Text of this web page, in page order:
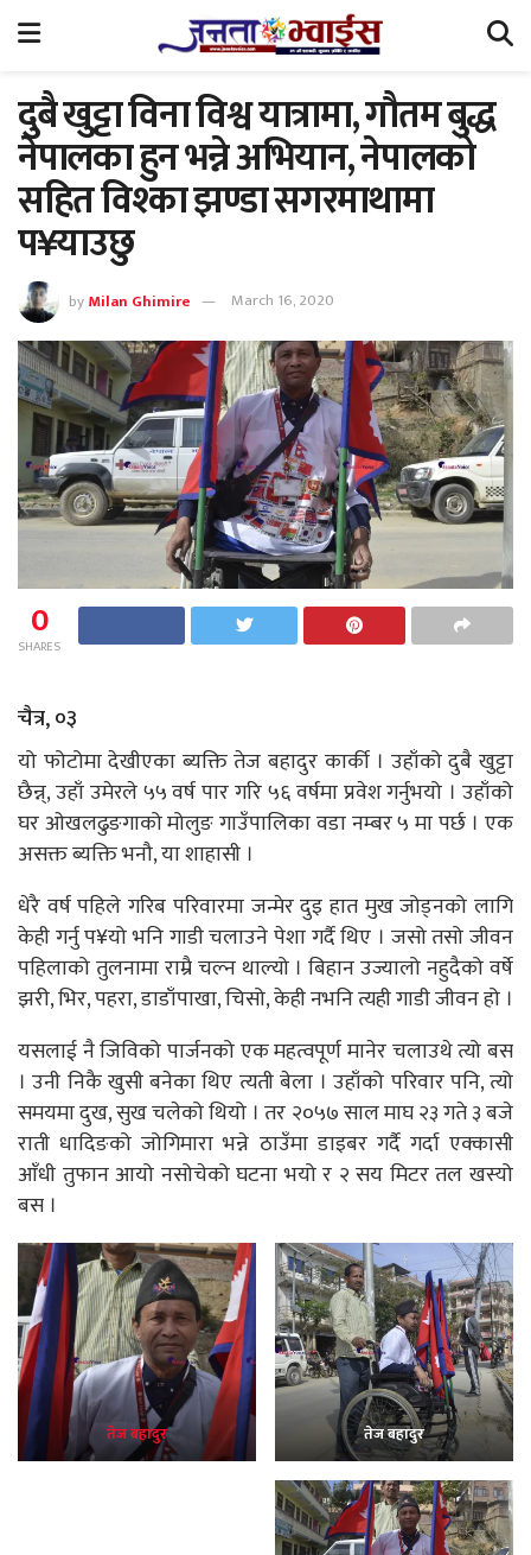
दुबै खुट्टा विना विश्व यात्रामा, गौतम बुद्ध
नेपालका हुन भन्ने अभियान, नेपालको
सहित विश्का झण्डा सगरमाथामा
प¥याउछु
byMilan Ghimire March 16, 2020
0
SHARES
चैत्र, ०३
यो फोटोमा देखीएका ब्यक्ति तेज बहादुर कार्की । उहाँको दुबै खुट्टा
छैन्न्, उहाँ उमेरले ५५ वर्ष पार गरि ५६ वर्षमा प्रवेश गर्नुभयो । उहाँको
घर ओखलढुङगाको मोलुङ गाउँपालिका वडा नम्बर ५ मा पर्छ । एक
असक्त ब्यक्ति भनौ, या शाहासी ।
धेरै वर्ष पहिले गरिब परिवारमा जन्मेर दुइ हात मुख जोड्नको लागि
केही गर्नु प¥यो भनि गाडी चलाउने पेशा गर्दै थिए । जसो तसो जीवन
पहिलाको तुलनामा राम्रै चल्न थाल्यो । बिहान उज्यालो नहुदैको वर्षे
झरी, भिर, पहरा, डाडाँपाखा, चिसो, केही नभनि त्यही गाडी जीवन हो ।
यसलाई नै जिविको पार्जनको एक महत्वपूर्ण मानेर चलाउथे त्यो बस
। उनी निकै खुसी बनेका थिए त्यती बेला । उहाँको परिवार पनि, त्यो
समयमा दुख, सुख चलेको थियो । तर २०५७ साल माघ २३ गते ३ बजे
राती धादिङको जोगिमारा भन्ने ठाउँमा डाइबर गर्दै गर्दा एक्कासी
आँधी तुफान आयो नसोचेको घटना भयो र २ सय मिटर तल खस्यो
बस ।
तेज बहादुर तेज बहादुर